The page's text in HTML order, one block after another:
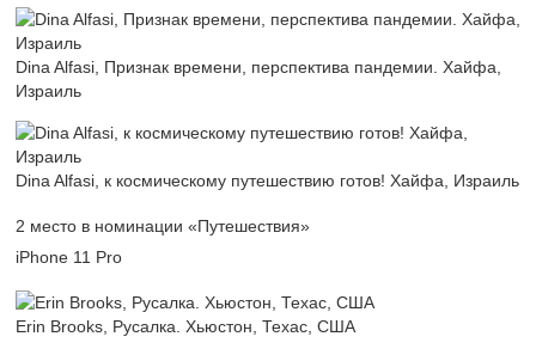
Dina Alfasi, Признак времени, перспектива пандемии. Хайфа,
Израиль
Dina Alfasi, к космическому путешествию готов! Хайфа, Израиль
2 место в номинации «Путешествия»
iPhone 11 Pro
Erin Brooks, Русалка. Хьюстон, Техас, США